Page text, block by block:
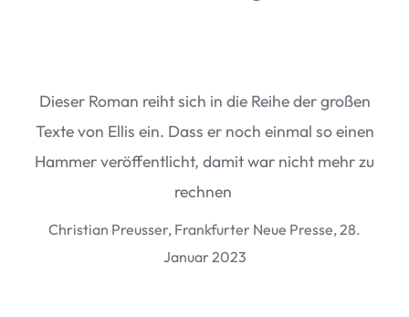
Die­ser Roman reiht sich in die Reihe der gro­ßen
Texte von Ellis ein. Dass er noch ein­mal so einen
Ham­mer ver­öf­fent­licht, damit war nicht mehr zu
rechnen
Chris­tian Preus­ser, Frank­fur­ter Neue Presse, 28.
Januar 2023